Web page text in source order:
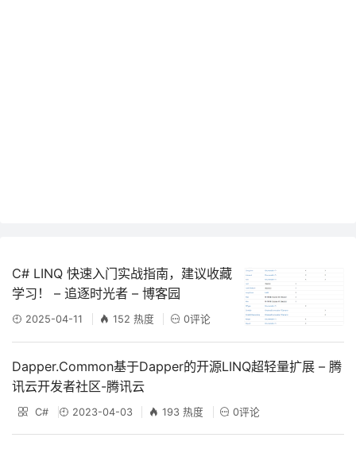
C# LINQ 快速入门实战指南，建议收藏
学习！ – 追逐时光者 – 博客园
2025-04-11 152 热度 0评论
Dapper.Common基于Dapper的开源LINQ超轻量扩展 – 腾
讯云开发者社区-腾讯云
C# 2023-04-03 193 热度 0评论